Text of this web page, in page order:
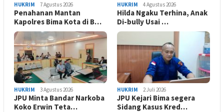
HUKRIM 7 Agustus 2026
Penahanan Mantan
Kapolres Bima Kota di B…
HUKRIM 4 Agustus 2026
Hilda Ngaku Terhina, Anak
Di-bully Usai …
HUKRIM 3 Agustus 2026
JPU Minta Bandar Narkoba
Koko Erwin Teta…
HUKRIM 2 Juli 2026
JPU Kejari Bima segera
Sidang Kasus Kred…